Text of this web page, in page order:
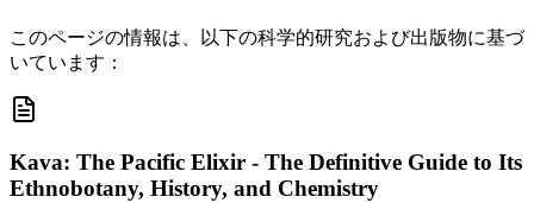
このページの情報は、以下の科学的研究および出版物に基づ
いています：
Kava: The Pacific Elixir - The Definitive Guide to Its
Ethnobotany, History, and Chemistry